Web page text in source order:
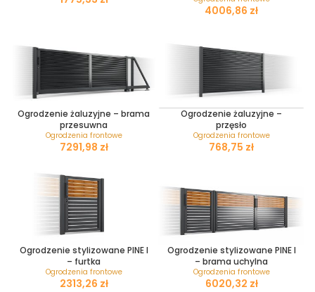
zł
Ogrodzenie żaluzyjne – brama
przesuwna
Ogrodzenia frontowe
zł
Ogrodzenie żaluzyjne –
przęsło
Ogrodzenia frontowe
zł
Ogrodzenie stylizowane PINE I
– furtka
Ogrodzenia frontowe
zł
Ogrodzenie stylizowane PINE I
– brama uchylna
Ogrodzenia frontowe
zł